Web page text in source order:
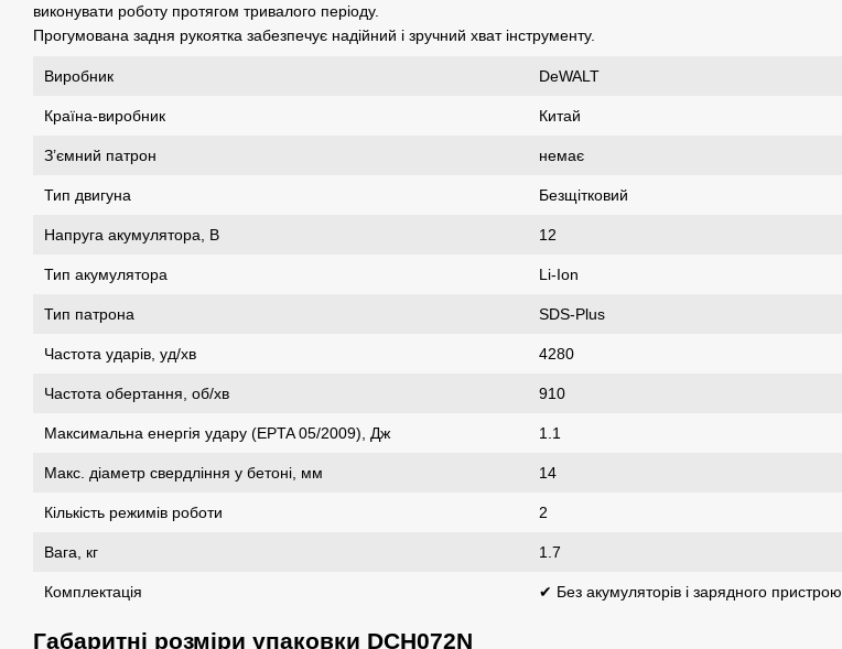
виконувати роботу протягом тривалого періоду.
Прогумована задня рукоятка забезпечує надійний і зручний хват інструменту.
Виробник DeWALT
Країна-виробник Китай
З’ємний патрон немає
Тип двигуна Безщітковий
Напруга акумулятора, В 12
Тип акумулятора Li-Ion
Тип патрона SDS-Plus
Частота ударів, уд/хв 4280
Частота обертання, об/хв 910
Максимальна енергія удару (EPTA 05/2009), Дж 1.1
Макс. діаметр свердління у бетоні, мм 14
Кількість режимів роботи 2
Вага, кг 1.7
Комплектація ✔ Без акумуляторів і зарядного пристрою
Габаритні розміри упаковки DCH072N